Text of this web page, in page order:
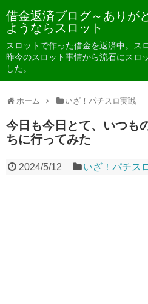
借金返済ブログ～ありが
ようならスロット
スロットで作った借金を返済中。ス
昨今のスロット事情から流石にスロ
した。
ホーム いざ！パチスロ実戦
今日も今日とて、いつも
ちに行ってみた
2024/5/12 いざ！パチス